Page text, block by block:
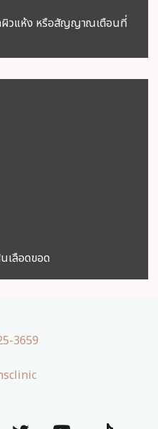
ผิวแห้ง หรือสัญญาณเตือนที่
เลือดขอด
3659